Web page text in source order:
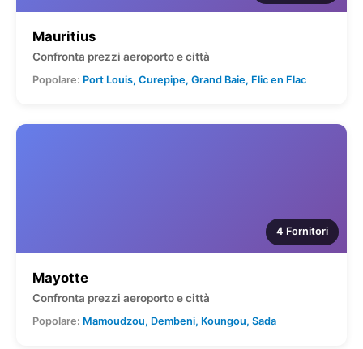
Mauritius
Confronta prezzi aeroporto e città
Popolare: Port Louis, Curepipe, Grand Baie, Flic en Flac
4 Fornitori
Mayotte
Confronta prezzi aeroporto e città
Popolare: Mamoudzou, Dembeni, Koungou, Sada